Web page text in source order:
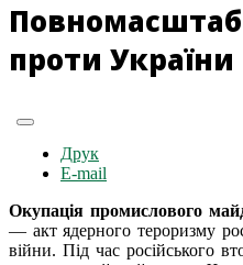
проти України
Друк
E-mail
Окупація промислового
— акт ядерного тероризму
війни. Під час російського